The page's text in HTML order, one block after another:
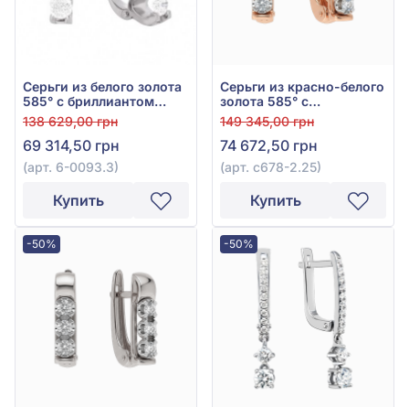
Серьги из белого золота
585° с бриллиантом
0,46ct, арт. 6-0093.3
138 629,00 грн
69 314,50 грн
(арт. 6-0093.3)
Купить
Серьги из красно-белого
золота 585° с
бриллиантом 0,25ct, арт.
с678-2.25
149 345,00 грн
74 672,50 грн
(арт. с678-2.25)
Купить
-50% -50%